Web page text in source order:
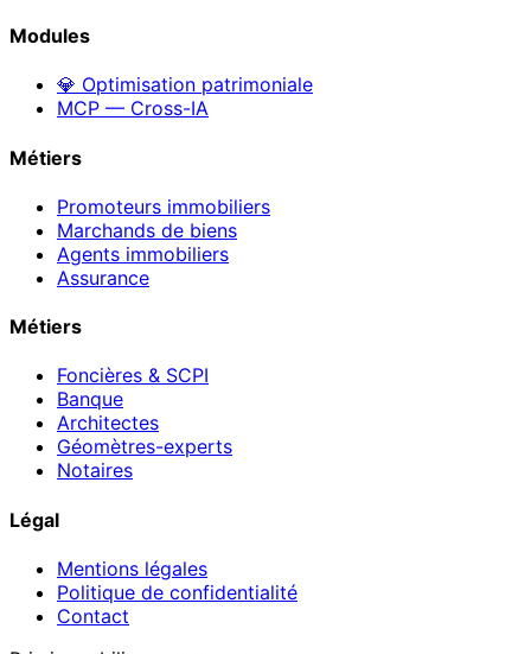
Modules
💎 Optimisation patrimoniale
MCP — Cross-IA
Métiers
Promoteurs immobiliers
Marchands de biens
Agents immobiliers
Assurance
Métiers
Foncières & SCPI
Banque
Architectes
Géomètres-experts
Notaires
Légal
Mentions légales
Politique de confidentialité
Contact